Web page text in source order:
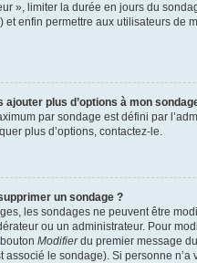
», limiter la durée en jours du
et enfin permettre aux utilisateurs de
ajouter plus d’options à mon
par sondage est défini par
plus d’options, contactez-le.
un sondage ?
les sondages ne peuvent être
ou un administrateur. Pour
Modifierdu premier message du
le sondage). Si personne n’a